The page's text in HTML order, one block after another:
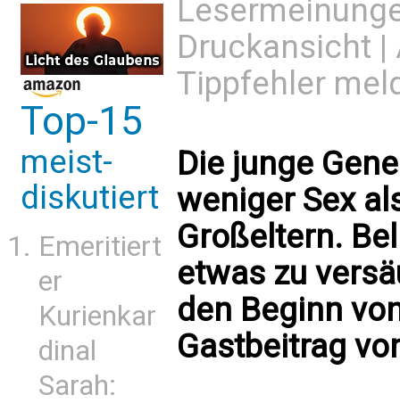
Top-15
meist-
diskutiert
Emeritiert
er
Kurienkar
dinal
Sarah:
Druckansicht |
Tippfehler
Die junge
weniger Sex
Großeltern.
etwas zu
den Beginn
Gastbeitrag